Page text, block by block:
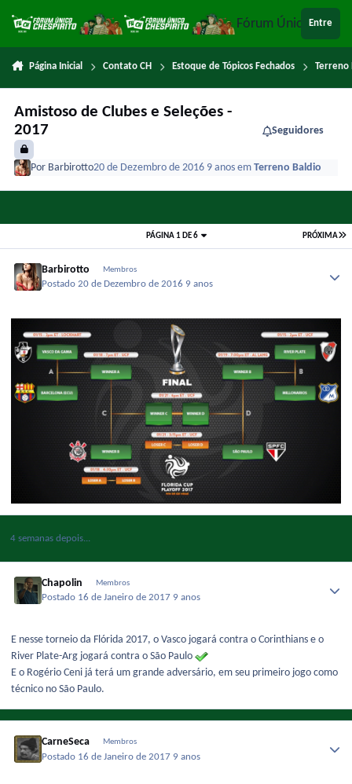
Fórum ÚnicoEntre
Página Inicial Contato CH Estoque de Tópicos Fechados
Amistoso de Clubes e Seleções -
2017
Seguidores
Por Barbirotto20 de Dezembro de 2016 9 anosemTerreno Baldio
PRÓXIMA
PÁGINA 1 DE 6
Barbirotto Membros
Postado20 de Dezembro de 2016 9 anos
4 semanas depois...
Chapolin Membros
Postado 16 de Janeiro de 2017 9 anos
E nesse torneio da Flórida 2017, o Vasco jogará contra o Corinthians e o
River Plate-Arg jogará contra o São Paulo
E o Rogério Ceni já terá um grande adversário, em seu primeiro jogo como
técnico no São Paulo.
CarneSeca Membros
Postado 16 de Janeiro de 2017 9 anos